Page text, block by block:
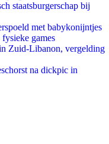
staatsburgerschap bij
met babykonijntjes
games
Zuid-Libanon, vergelding
na dickpic in